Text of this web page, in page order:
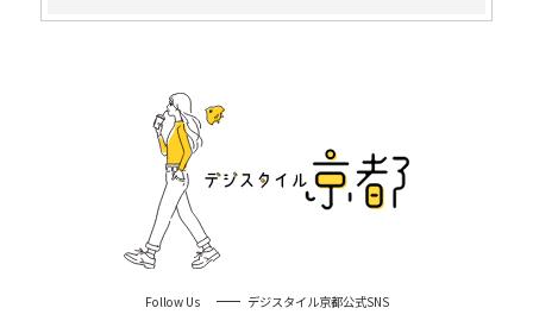
Follow Us デジスタイル京都公式SNS